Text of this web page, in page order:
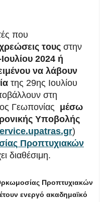
που
τους στην
Ιουλίου 2024 ή
να λάβουν
της 29ης Ιουλίου
στη
Γεωπονίας μέσω
Υποβολής
)
Προπτυχιακών
διαθέσιμη.
Προπτυχιακών
ενεργό ακαδημαϊκό